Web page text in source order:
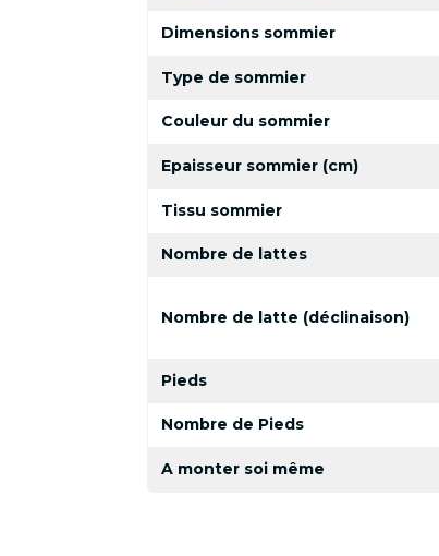
Dimensions sommier
Type de sommier
Couleur du sommier
Epaisseur sommier (cm)
Tissu sommier
Nombre de lattes
Nombre de latte (déclinaison)
Pieds
Nombre de Pieds
A monter soi même